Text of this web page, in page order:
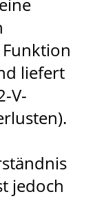
liefert
V-
jedoch